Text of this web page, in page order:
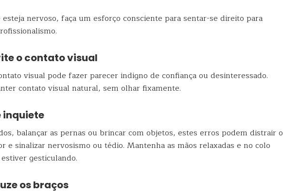
nervoso, faça um esforço consciente para sentar-se direito para
o contato visual
visual pode fazer parecer indigno de confiança ou desinteressado.
contato visual natural, sem olhar fixamente.
inquiete
balançar as pernas ou brincar com objetos, estes erros podem distrair o
e sinalizar nervosismo ou tédio. Mantenha as mãos relaxadas e no colo
gesticulando.
os braços